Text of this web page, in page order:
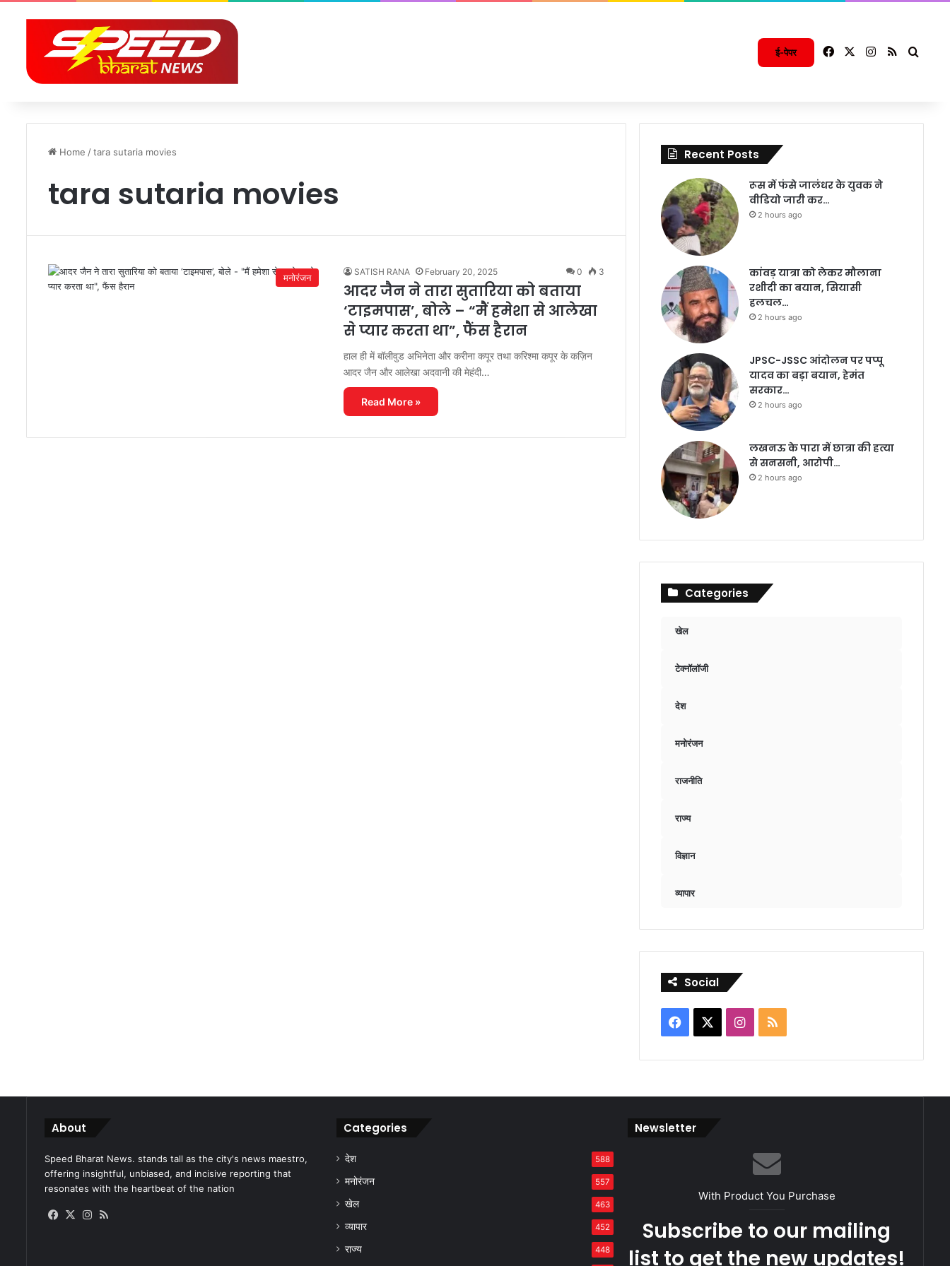
ई-पेपर FacebookInstagram
RSS
Home /tara sutaria movies
tara sutaria movies
मनोरंजन
SATISH RANA February 20, 2025 0 3
आदर जैन ने तारा सुतारिया को बताया
‘टाइमपास’, बोले – “मैं हमेशा से आलेखा
से प्यार करता था”, फैंस हैरान
हाल ही में बॉलीवुड अभिनेता और करीना कपूर तथा करिश्मा कपूर के कज़िन
आदर जैन और आलेखा अदवानी की मेहंदी…
Read More »
Recent Posts
रूस में फंसे जालंधर के युवक ने
वीडियो जारी कर…
2 hours ago
कांवड़ यात्रा को लेकर मौलाना
रशीदी का बयान, सियासी
हलचल…
2 hours ago
JPSC-JSSC आंदोलन पर पप्पू
यादव का बड़ा बयान, हेमंत
सरकार…
2 hours ago
लखनऊ के पारा में छात्रा की हत्या
से सनसनी, आरोपी…
2 hours ago
Categories
खेल
टेक्नॉलॉजी
देश
मनोरंजन
राजनीति
राज्य
विज्ञान
व्यापार
Social
Facebook Instagram
RSS
About
Speed Bharat News. stands tall as the city's news maestro,
offering insightful, unbiased, and incisive reporting that
resonates with the heartbeat of the nation
Facebook
X Instagram
Categories
देश 588
मनोरंजन 557
खेल 463
व्यापार 452
राज्य 448
Newsletter
With Product You Purchase
Subscribe to our mailing
list to get the new updates!